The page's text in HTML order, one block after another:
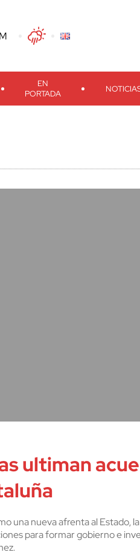
TwitterFacebook
Threads
Instagram
EN
PORTADA
ultiman
una nueva afrenta al Estado,
para formar gobierno e